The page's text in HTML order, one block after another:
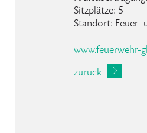
Sitzplätze: 5
Standort: Feuer-
www.feuerwehr-
zurück